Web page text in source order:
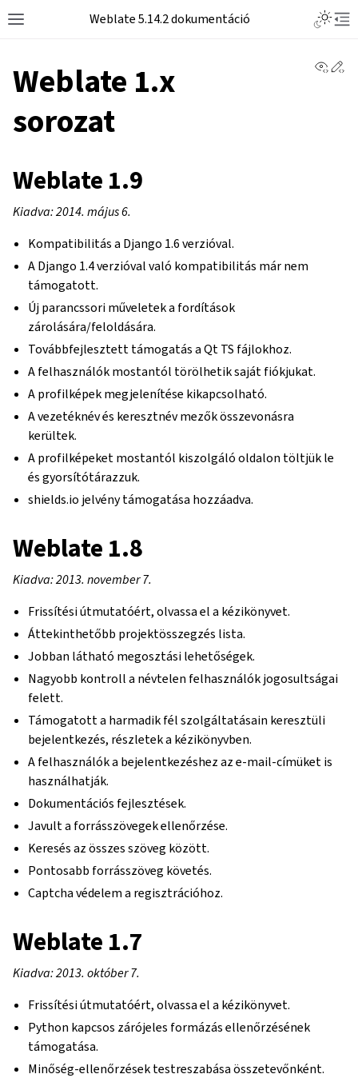
Weblate 5.14.2 dokumentáció
Weblate 1.x
sorozat
Weblate 1.9
Kiadva: 2014. május 6.
Kompatibilitás a Django 1.6 verzióval.
A Django 1.4 verzióval való kompatibilitás már nem
támogatott.
Új parancssori műveletek a fordítások
zárolására/feloldására.
Továbbfejlesztett támogatás a Qt TS fájlokhoz.
A felhasználók mostantól törölhetik saját fiókjukat.
A profilképek megjelenítése kikapcsolható.
A vezetéknév és keresztnév mezők összevonásra
kerültek.
A profilképeket mostantól kiszolgáló oldalon töltjük le
és gyorsítótárazzuk.
shields.io jelvény támogatása hozzáadva.
Weblate 1.8
Kiadva: 2013. november 7.
Frissítési útmutatóért, olvassa el a kézikönyvet.
Áttekinthetőbb projektösszegzés lista.
Jobban látható megosztási lehetőségek.
Nagyobb kontroll a névtelen felhasználók jogosultságai
felett.
Támogatott a harmadik fél szolgáltatásain keresztüli
bejelentkezés, részletek a kézikönyvben.
A felhasználók a bejelentkezéshez az e-mail-címüket is
használhatják.
Dokumentációs fejlesztések.
Javult a forrásszövegek ellenőrzése.
Keresés az összes szöveg között.
Pontosabb forrásszöveg követés.
Captcha védelem a regisztrációhoz.
Weblate 1.7
Kiadva: 2013. október 7.
Frissítési útmutatóért, olvassa el a kézikönyvet.
Python kapcsos zárójeles formázás ellenőrzésének
támogatása.
Minőség-ellenőrzések testreszabása összetevőnként.